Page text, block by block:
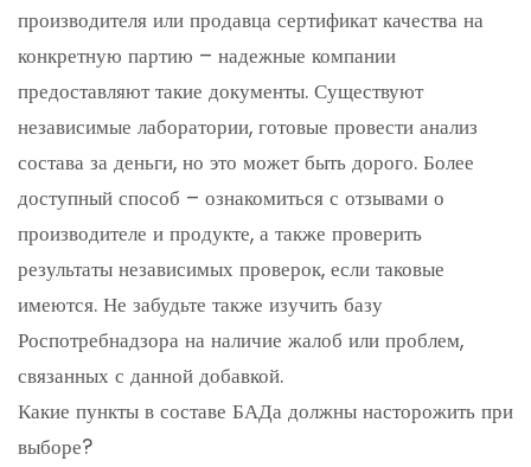
производителя или продавца сертификат качества на
конкретную партию – надежные компании
предоставляют такие документы. Существуют
независимые лаборатории, готовые провести анализ
состава за деньги, но это может быть дорого. Более
доступный способ – ознакомиться с отзывами о
производителе и продукте, а также проверить
результаты независимых проверок, если таковые
имеются. Не забудьте также изучить базу
Роспотребнадзора на наличие жалоб или проблем,
связанных с данной добавкой.
Какие пункты в составе БАДа должны насторожить при
выборе?